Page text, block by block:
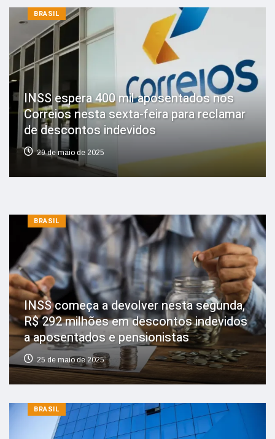
BRASIL
INSS espera 400 mil aposentados nos
Correios nesta sexta-feira para reclamar
de descontos indevidos
29 de maio de 2025
BRASIL
INSS começa a devolver nesta segunda,
R$ 292 milhões em descontos indevidos
a aposentados e pensionistas
25 de maio de 2025
BRASIL